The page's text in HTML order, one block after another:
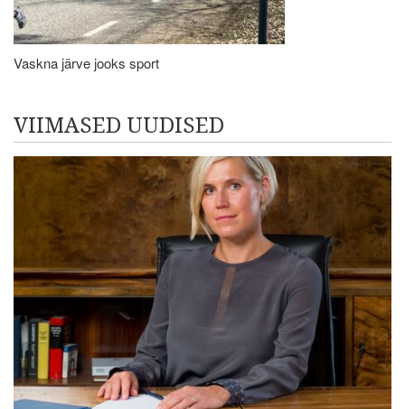
Vaskna järve jooks sport
VIIMASED UUDISED